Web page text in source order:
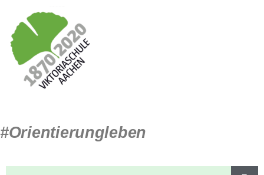
#Orientierungleben